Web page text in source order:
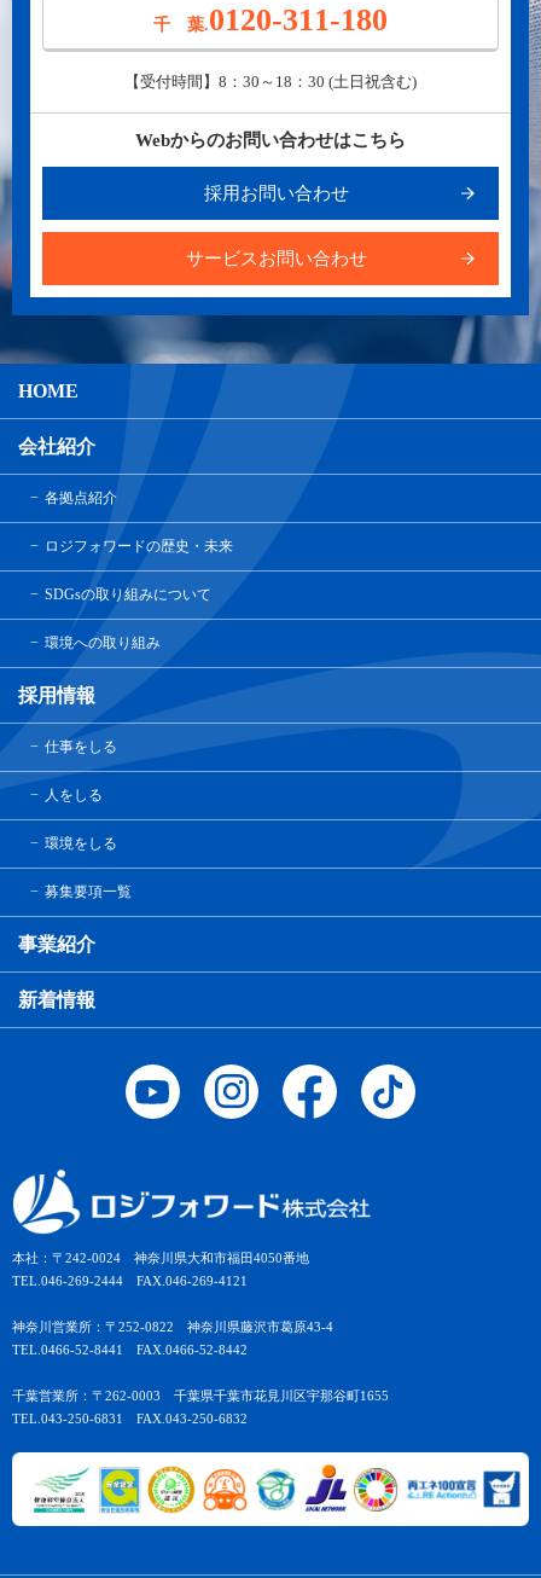
千 葉.0120-311-180
【受付時間】8：30～18：30 (土日祝含む)
Webからのお問い合わせはこちら
採用お問い合わせ
サービスお問い合わせ
本社：〒242-0024 神奈川県大和市福田4050番地
TEL.046-269-2444 FAX.046-269-4121
神奈川営業所：〒252-0822 神奈川県藤沢市葛原43-4
TEL.0466-52-8441 FAX.0466-52-8442
千葉営業所：〒262-0003 千葉県千葉市花見川区宇那谷町1655
TEL.043-250-6831 FAX.043-250-6832
HOME
会社紹介
各拠点紹介
ロジフォワードの歴史・未来
SDGsの取り組みについて
環境への取り組み
採用情報
仕事をしる
人をしる
環境をしる
募集要項一覧
事業紹介
新着情報